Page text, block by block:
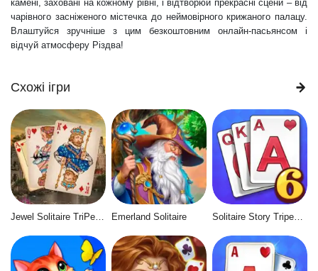
камені, заховані на кожному рівні, і відтворюй прекрасні сцени – від
чарівного засніженого містечка до неймовірного крижаного палацу.
Влаштуйся зручніше з цим безкоштовним онлайн-пасьянсом і
відчуй атмосферу Різдва!
Схожі ігри
Jewel Solitaire TriPeaks Emerland Solitaire Solitaire Story Tripeaks 6